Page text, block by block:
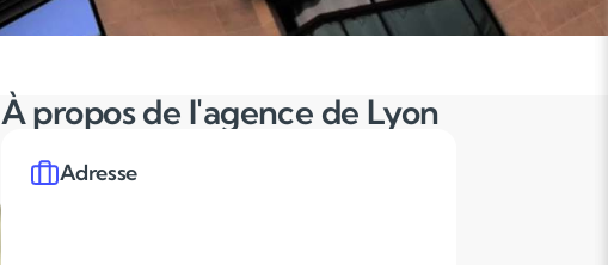
À propos de l'agence de Lyon
Adresse